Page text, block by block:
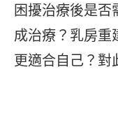
困擾治療後是否
成治療？乳房重
更適合自己？對